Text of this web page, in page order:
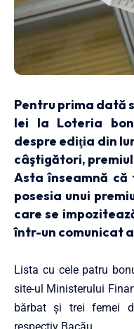
Pentru prima dată
lei la Loteria
despre ediţia din
câştigători,
Asta înseamnă
posesia unui
care se
într-un comunicat
Lista cu cele patru
site-ul Ministerului
bărbat și trei femei